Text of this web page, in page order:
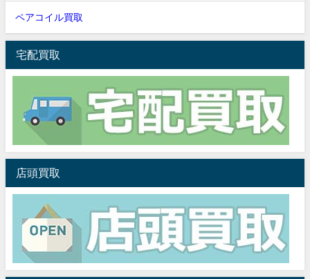
ペアコイル買取
宅配買取
店頭買取